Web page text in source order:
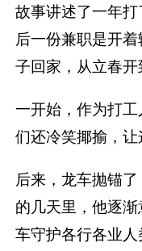
故事讲述了一年
后一份兼职是开
子回家，从立春开
一开始，作为打
们还冷笑揶揄，让
后来，龙车抛锚
的几天里，他逐
车守护各行各业